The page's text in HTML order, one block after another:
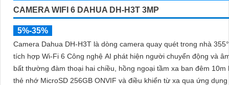
CAMERA WIFI 6 DAHUA DH-H3T 3MP
5%-35%
Camera Dahua DH-H3T là dòng camera quay quét trong nhà
tích hợp Wi-Fi 6 Công nghệ AI phát hiện người chuyển động và
bất thường đàm thoại hai chiều, hồng ngoại tầm xa ban đêm 10m
thẻ nhớ MicroSD 256GB ONVIF và điều khiển từ xa qua ứng dụng